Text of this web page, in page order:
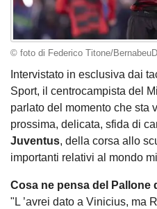
© foto di Federico Titone/
Intervistato in esclusiva dai
Sport, il centrocampista del
parlato del momento che sta
prossima, delicata, sfida di
Juventus, della corsa allo
importanti relativi al mondo
Cosa ne pensa del Pallone
"L ’avrei dato a Vinicius, ma